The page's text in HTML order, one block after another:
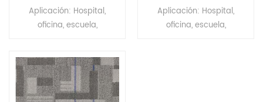
PET Altura de la pila: 5 mm
± 0,5 mm Respaldo: No
PET Altura de la pila: 5 mm
± 0,5 mm Respaldo: No
Aplicación: Hospital,
oficina, escuela,
teatro Marca: Relle Color:
Gris Serie: MOQUETA DE
OFICINA BALDOSAS SERIE
Aplicación: Hospital,
oficina, escuela,